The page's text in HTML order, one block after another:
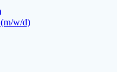
w/d)